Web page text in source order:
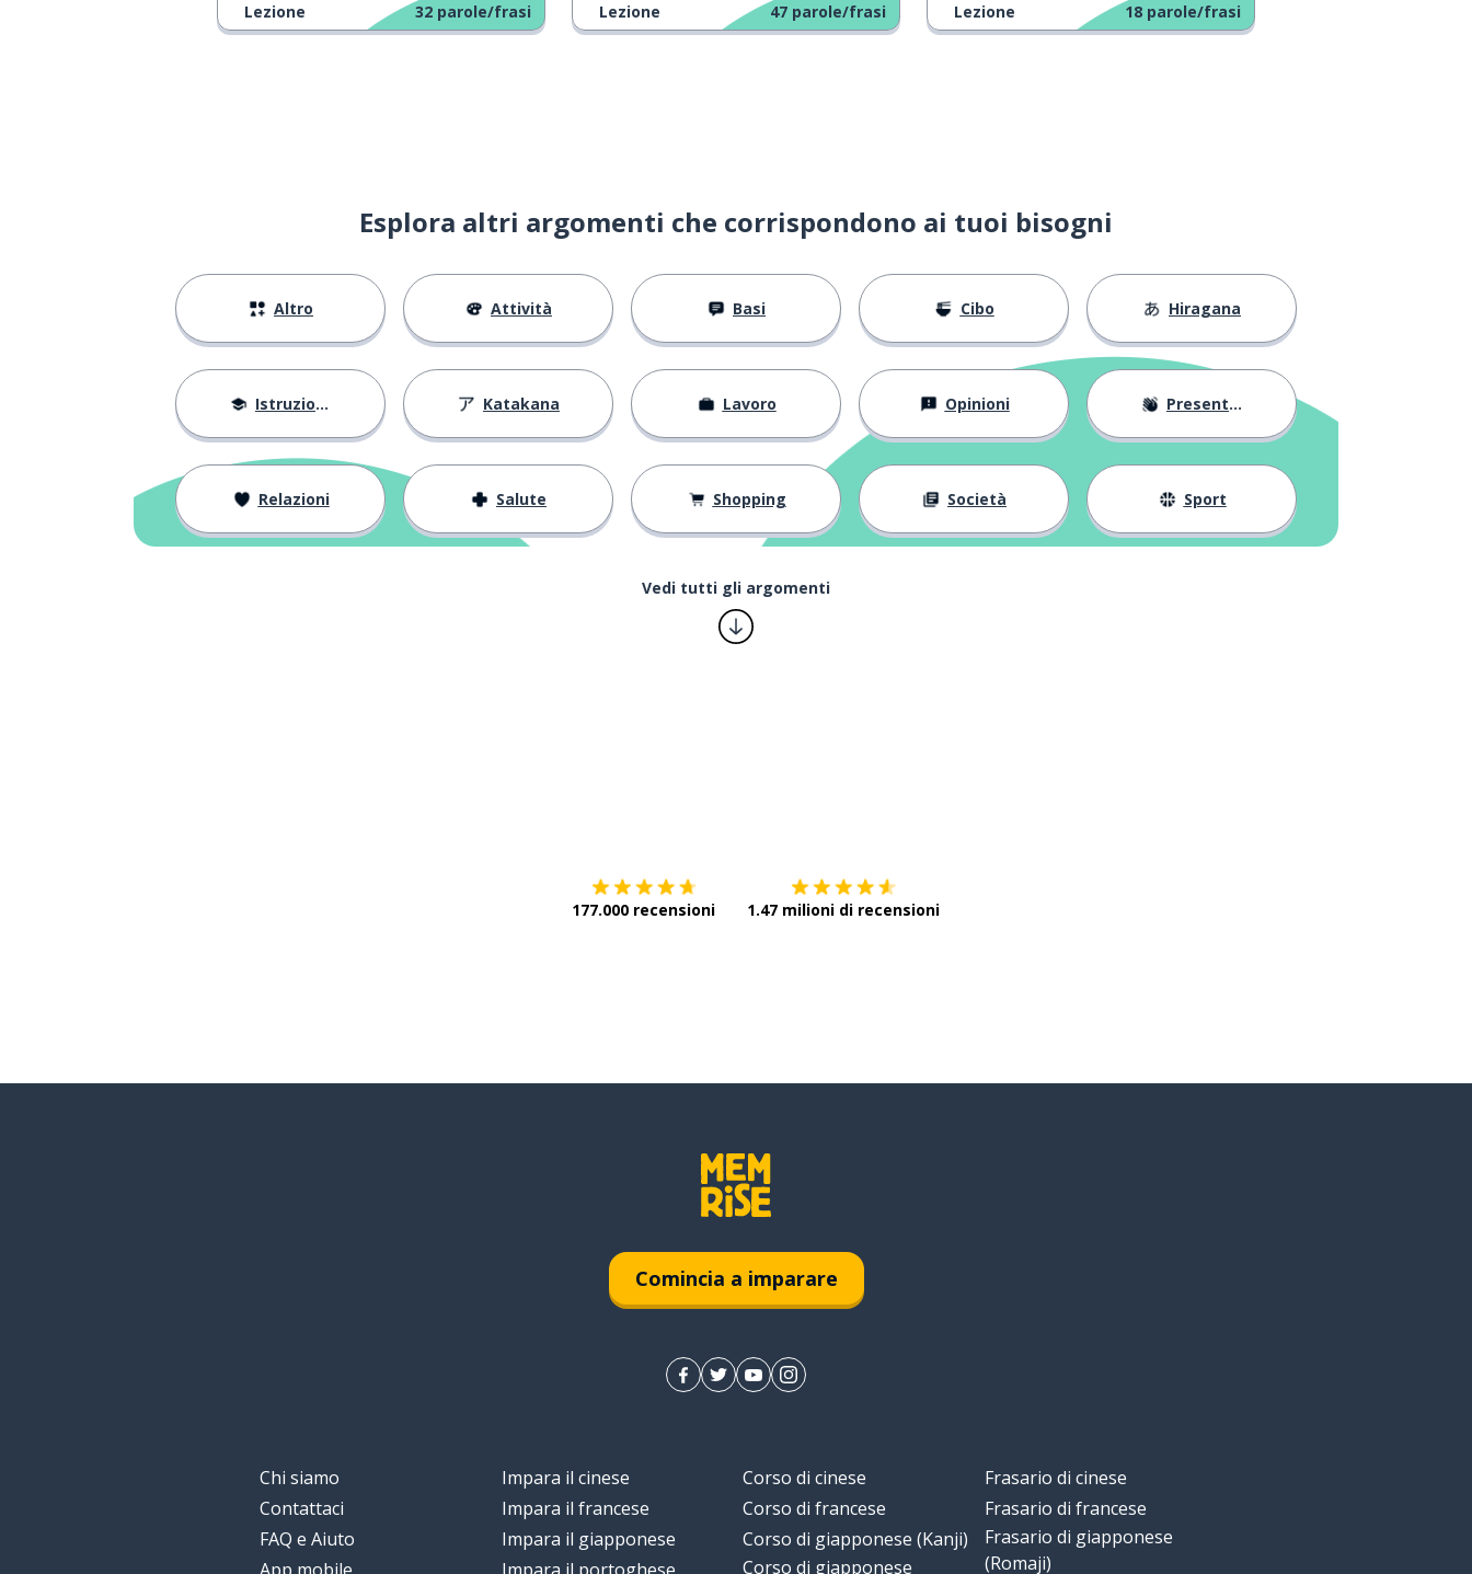
l'abbigliamento
Lezione 32 parole/frasi Lezione 47 parole/frasi Lezione 18 parole/frasi
Esplora altri argomenti che corrispondono ai tuoi bisogni
Altro Attività Basi Cibo Hiragana
Istruzione Katakana Lavoro Opinioni Presentarsi
Relazioni Salute Shopping Società Sport
Vedi tutti gli argomenti
177.000 recensioni 1.47 milioni di recensioni
Comincia a imparare
Chi siamo
Contattaci
FAQ e Aiuto
Impara il cinese
Impara il francese
Impara il giapponese
Corso di cinese
Corso di francese
Corso di giapponese (Kanji)
Corso di giapponese
Frasario di cinese
Frasario di francese
Frasario di giapponese
(Romaji)